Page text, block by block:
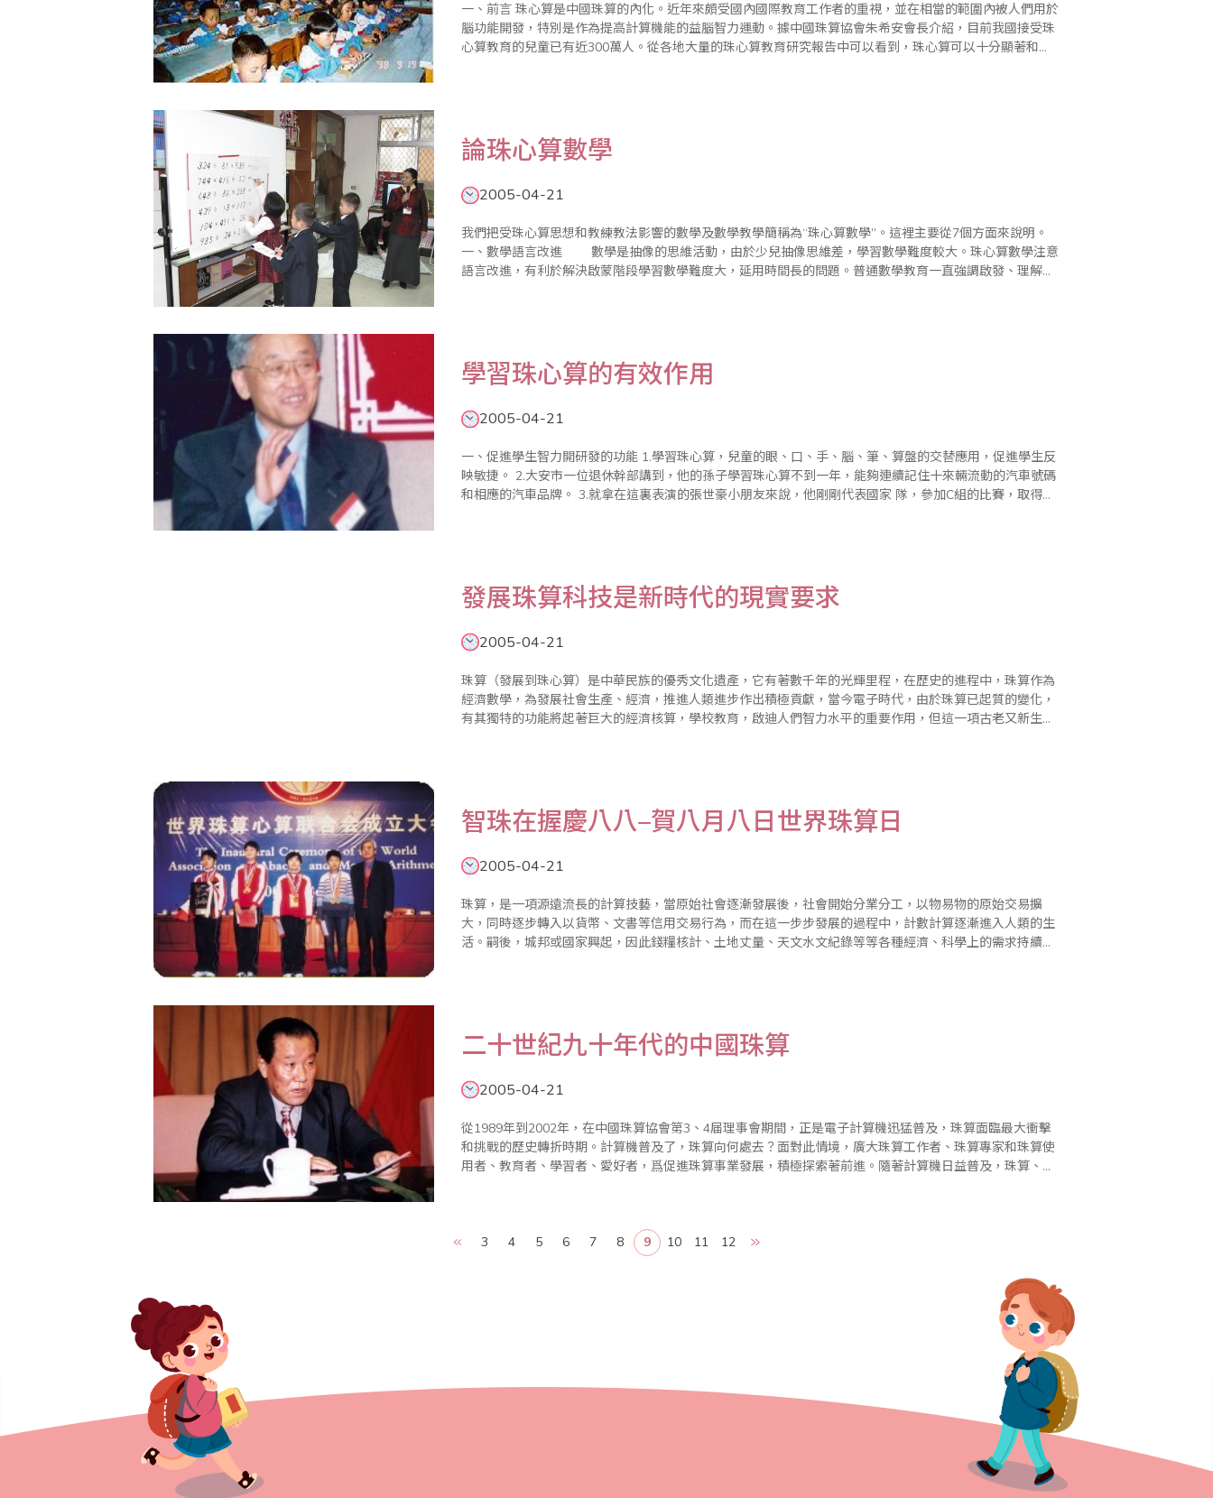
一、前言 珠心算是中國珠算的內化。近年來頗受國內國際教育工作者的重視，並在相當的範圍內被人們用於
腦功能開發，特別是作為提高計算機能的益腦智力運動。據中國珠算協會朱希安會長介紹，目前我國接受珠
心算教育的兒童已有近300萬人。從各地大量的珠心算教育研究報告中可以看到，珠心算可以十分顯著和有
論珠心算數學
2005-04-21
我們把受珠心算思想和教練教法影響的數學及數學教學簡稱為“珠心算數學”。這裡主要從7個方面來說明。
一、數學語言改進 數學是抽像的思維活動，由於少兒抽像思維差，學習數學難度較大。珠心算數學注意
語言改進，有利於解決啟蒙階段學習數學難度大，延用時間長的問題。普通數學教育一直強調啟發、理解，
學習珠心算的有效作用
2005-04-21
一、促進學生智力開研發的功能 1.學習珠心算，兒童的眼、口、手、腦、筆、算盤的交替應用，促進學生反
映敏捷。 2.大安市一位退休幹部講到，他的孫子學習珠心算不到一年，能夠連續記住十來輛流動的汽車號碼
和相應的汽車品牌。 3.就拿在這裏表演的張世豪小朋友來說，他剛剛代表國家 隊，參加C組的比賽，取得了
發展珠算科技是新時代的現實要求
2005-04-21
珠算（發展到珠心算）是中華民族的優秀文化遺產，它有著數千年的光輝里程，在歷史的進程中，珠算作為
經濟數學，為發展社會生產、經濟，推進人類進步作出積極貢獻，當今電子時代，由於珠算已起質的變化，
有其獨特的功能將起著巨大的經濟核算，學校教育，啟迪人們智力水平的重要作用，但這一項古老又新生的
智珠在握慶八八–賀八月八日世界珠算日
2005-04-21
珠算，是一項源遠流長的計算技藝，當原始社會逐漸發展後，社會開始分業分工，以物易物的原始交易擴
大，同時逐步轉入以貨幣、文書等信用交易行為，而在這一步步發展的過程中，計數計算逐漸進入人類的生
活。嗣後，城邦或國家興起，因此錢糧核計、土地丈量、天文水文紀錄等等各種經濟、科學上的需求持續增
二十世紀九十年代的中國珠算
2005-04-21
從1989年到2002年，在中國珠算協會第3、4届理事會期間，正是電子計算機迅猛普及，珠算面臨最大衝擊
和挑戰的歷史轉折時期。計算機普及了，珠算向何處去？面對此情境，廣大珠算工作者、珠算專家和珠算使
用者、教育者、學習者、愛好者，爲促進珠算事業發展，積極探索著前進。隨著計算機日益普及，珠算、珠
3 4 5 6 7 8 9 10 11 12